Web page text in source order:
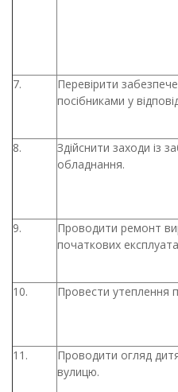
7.
Перевірити
посібниками у
8.
Здійснити заходи із
обладнання.
9.
Проводити ремонт
початкових
10. Провести утеплення
11.
Проводити огляд
вулицю.